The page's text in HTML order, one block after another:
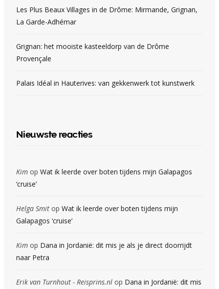
Les Plus Beaux Villages in de Drôme: Mirmande, Grignan,
La Garde-Adhémar
Grignan: het mooiste kasteeldorp van de Drôme
Provençale
Palais Idéal in Hauterives: van gekkenwerk tot kunstwerk
Nieuwste reacties
Kim op Wat ik leerde over boten tijdens mijn Galapagos
‘cruise’
Helga Smit op Wat ik leerde over boten tijdens mijn
Galapagos ‘cruise’
Kim op Dana in Jordanië: dit mis je als je direct doorrijdt
naar Petra
Erik van Turnhout - Reisprins.nl op Dana in Jordanië: dit mis